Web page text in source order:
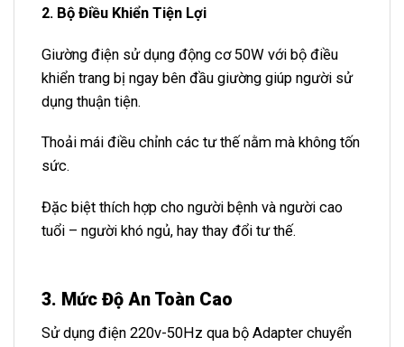
2. Bộ Điều Khiển Tiện Lợi
Giường điện sử dụng động cơ 50W với bộ điều
khiển trang bị ngay bên đầu giường giúp người sử
dụng thuận tiện.
Thoải mái điều chỉnh các tư thế nằm mà không tốn
sức.
Đặc biệt thích hợp cho người bệnh và người cao
tuổi – người khó ngủ, hay thay đổi tư thế.
3. Mức Độ An Toàn Cao
Sử dụng điện 220v-50Hz qua bộ Adapter chuyển